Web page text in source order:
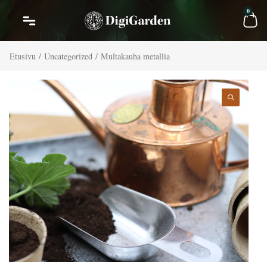
sisältöön
0
Etusivu / Uncategorized / Multakauha metallia